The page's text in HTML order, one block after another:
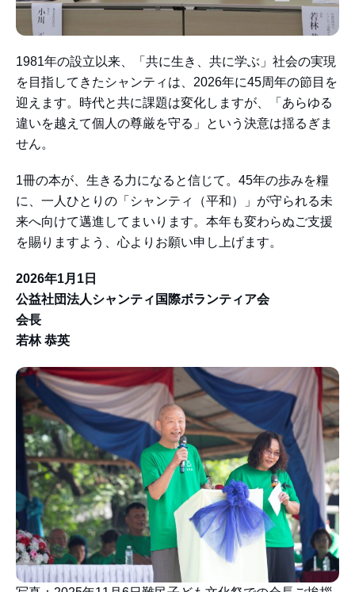
1981年の設立以来、「共に生き、共に学ぶ」社会の実現
を目指してきたシャンティは、2026年に45周年の節目を
迎えます。時代と共に課題は変化しますが、「あらゆる
違いを越えて個人の尊厳を守る」という決意は揺るぎま
せん。
1冊の本が、生きる力になると信じて。45年の歩みを糧
に、一人ひとりの「シャンティ（平和）」が守られる未
来へ向けて邁進してまいります。本年も変わらぬご支援
を賜りますよう、心よりお願い申し上げます。
2026年1月1日
公益社団法人シャンティ国際ボランティア会
会長
若林 恭英